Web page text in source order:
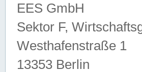
EES GmbH
Sektor F,
Westhafenstraße 1
13353 Berlin